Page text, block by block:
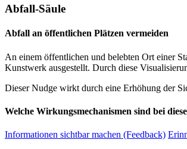
Abfall-Säule
Abfall an öffentlichen Plätzen vermeiden
An einem öffentlichen und belebten Ort einer
Kunstwerk ausgestellt. Durch diese
Dieser Nudge wirkt durch eine Erhöhung der
Welche Wirkungsmechanismen sind bei
Informationen sichtbar machen (Feedback)